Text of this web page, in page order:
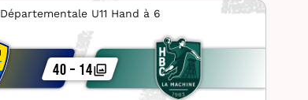
Départementale U11 Hand à 6
40 – 14